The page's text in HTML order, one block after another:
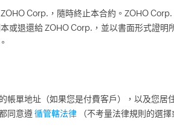
Corp.，隨時終止本合約。ZOHO
或退還給 ZOHO Corp.，並以書面形式證明
帳單地址（如果您是付費客戶），以及您居
同意遵循管轄法律
（不考量法律規則的選